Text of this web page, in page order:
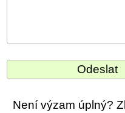
Není výzam úplný?